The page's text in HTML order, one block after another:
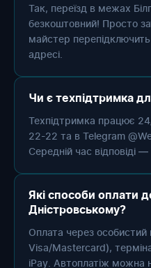
Так, переїзд в межах
безкоштовний! Просто
майстер
адресі.
Чи є техпідтримка
Техпідтримка працює
22-22 та в Telegram
Середній час відповіді —
Які способи оплати
Дністровському?
Оплата через особистий
Visa/Mastercard),
iPay. Автоплатіж можна